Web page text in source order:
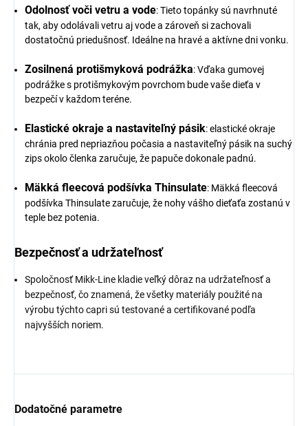
Odolnosť voči vetru a vode: Tieto topánky sú navrhnuté
tak, aby odolávali vetru aj vode a zároveň si zachovali
dostatočnú priedušnosť. Ideálne na hravé a aktívne dni vonku.
Zosilnená protišmyková podrážka: Vďaka gumovej
podrážke s protišmykovým povrchom bude vaše dieťa v
bezpečí v každom teréne.
Elastické okraje a nastaviteľný pásik: elastické okraje
chránia pred nepriazňou počasia a nastaviteľný pásik na suchý
zips okolo členka zaručuje, že papuče dokonale padnú.
Mäkká fleecová podšívka Thinsulate: Mäkká fleecová
podšívka Thinsulate zaručuje, že nohy vášho dieťaťa zostanú v
teple bez potenia.
Bezpečnosť a udržateľnosť
Spoločnosť Mikk-Line kladie veľký dôraz na udržateľnosť a
bezpečnosť, čo znamená, že všetky materiály použité na
výrobu týchto capri sú testované a certifikované podľa
najvyšších noriem.
Dodatočné parametre